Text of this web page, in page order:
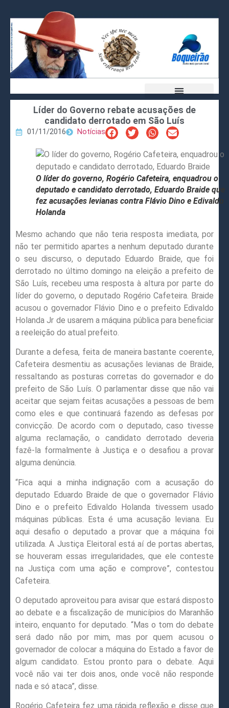
Líder do Governo rebate acusações de
candidato derrotado em São Luís
01/11/2016 Notícias
O líder do governo, Rogério Cafeteira, enquadrou o
deputado e candidato derrotado, Eduardo Braide que
fez acusações levianas contra Flávio Dino e Edivaldo
Holanda
Mesmo achando que não teria resposta imediata, por
não ter permitido apartes a nenhum deputado durante
o seu discurso, o deputado Eduardo Braide, que foi
derrotado no último domingo na eleição a prefeito de
São Luís, recebeu uma resposta à altura por parte do
líder do governo, o deputado Rogério Cafeteira. Braide
acusou o governador Flávio Dino e o prefeito Edivaldo
Holanda Jr de usarem a máquina pública para beneficiar
a reeleição do atual prefeito.
Durante a defesa, feita de maneira bastante coerente,
Cafeteira desmentiu as acusações levianas de Braide,
ressaltando as posturas corretas do governador e do
prefeito de São Luís. O parlamentar disse que não vai
aceitar que sejam feitas acusações a pessoas de bem
como eles e que continuará fazendo as defesas por
convicção. De acordo com o deputado, caso tivesse
alguma reclamação, o candidato derrotado deveria
fazê-la formalmente à Justiça e o desafiou a provar
alguma denúncia.
“Fica aqui a minha indignação com a acusação do
deputado Eduardo Braide de que o governador Flávio
Dino e o prefeito Edivaldo Holanda tivessem usado
máquinas públicas. Esta é uma acusação leviana. Eu
aqui desafio o deputado a provar que a máquina foi
utilizada. A Justiça Eleitoral está aí de portas abertas,
se houveram essas irregularidades, que ele conteste
na Justiça com uma ação e comprove”, contestou
Cafeteira.
O deputado aproveitou para avisar que estará disposto
ao debate e a fiscalização de municípios do Maranhão
inteiro, enquanto for deputado. “Mas o tom do debate
será dado não por mim, mas por quem acusou o
governador de colocar a máquina do Estado a favor de
algum candidato. Estou pronto para o debate. Aqui
você não vai ter dois anos, onde você não responde
nada e só ataca”, disse.
Rogério Cafeteira fez uma rápida reflexão e disse que